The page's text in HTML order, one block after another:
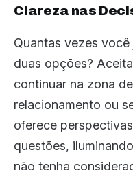
Clareza nas
Quantas vezes
duas opções?
continuar na zona
relacionamento ou
oferece
questões,
não tenha